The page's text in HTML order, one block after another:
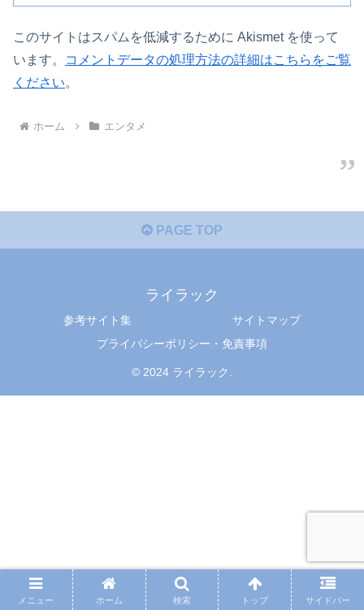
このサイトはスパムを低減するために Akismet を使って
います。
コメントデータの処理方法の詳細はこちらをご覧
ください。
ホーム エンタメ
PAGE TOP
ライラック
参考サイト集
サイトマップ
プライバシーポリシー・免責事項
© 2024 ライラック.
メニュー ホーム 検索 トップ サイドバー